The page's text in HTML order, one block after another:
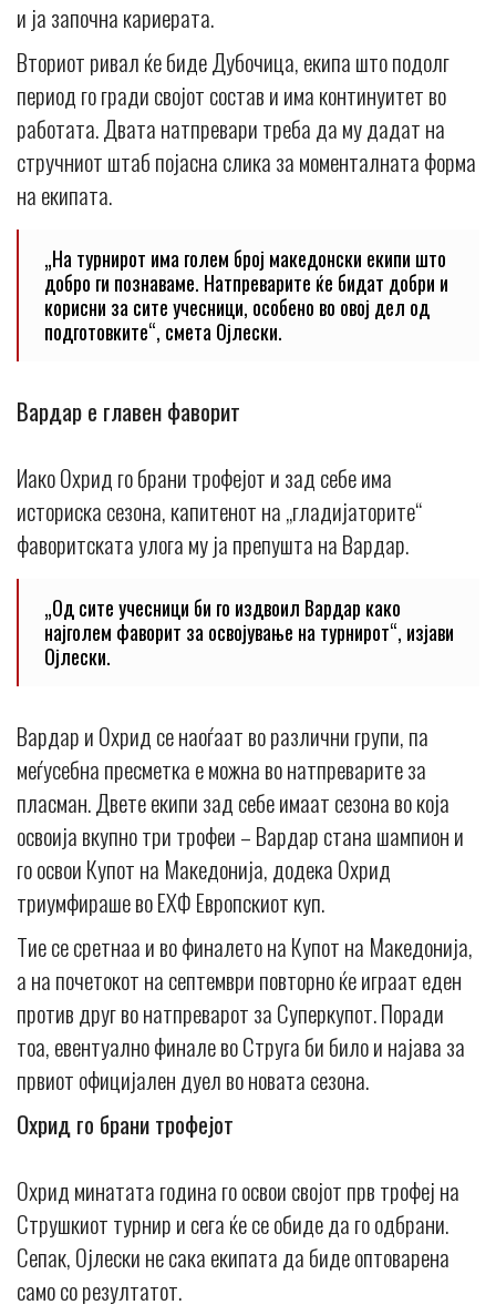
и ја започна кариерата.
Вториот ривал ќе биде Дубочица, екипа што подолг
период го гради својот состав и има континуитет во
работата. Двата натпревари треба да му дадат на
стручниот штаб појасна слика за моменталната форма
на екипата.
„На турнирот има голем број македонски екипи што
добро ги познаваме. Натпреварите ќе бидат добри и
корисни за сите учесници, особено во овој дел од
подготовките“, смета Ојлески.
Вардар е главен фаворит
Иако Охрид го брани трофејот и зад себе има
историска сезона, капитенот на „гладијаторите“
фаворитската улога му ја препушта на Вардар.
„Од сите учесници би го издвоил Вардар како
најголем фаворит за освојување на турнирот“, изјави
Ојлески.
Вардар и Охрид се наоѓаат во различни групи, па
меѓусебна пресметка е можна во натпреварите за
пласман. Двете екипи зад себе имаат сезона во која
освоија вкупно три трофеи – Вардар стана шампион и
го освои Купот на Македонија, додека Охрид
триумфираше во ЕХФ Европскиот куп.
Тие се сретнаа и во финалето на Купот на Македонија,
а на почетокот на септември повторно ќе играат еден
против друг во натпреварот за Суперкупот. Поради
тоа, евентуално финале во Струга би било и најава за
првиот официјален дуел во новата сезона.
Охрид го брани трофејот
Охрид минатата година го освои својот прв трофеј на
Струшкиот турнир и сега ќе се обиде да го одбрани.
Сепак, Ојлески не сака екипата да биде оптоварена
само со резултатот.